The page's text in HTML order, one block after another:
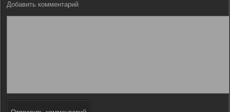
Добавить комментарий